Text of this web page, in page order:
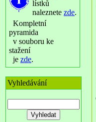
lístků
naleznete zde.
Kompletní
pyramida
v souboru ke
stažení
je zde.
Vyhledávání